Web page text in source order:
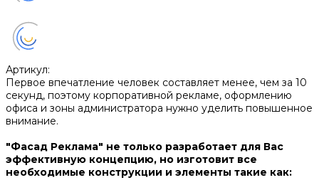
Артикул:
Первое впечатление человек составляет менее, чем за 10
секунд, поэтому корпоративной рекламе, оформлению
офиса и зоны администратора нужно уделить повышенное
внимание.
"Фасад Реклама" не только разработает для Вас
эффективную концепцию, но изготовит все
необходимые конструкции и элементы такие как: